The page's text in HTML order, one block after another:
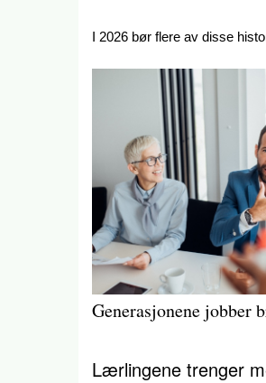
I 2026 bør flere av disse
Generasjonene jobber
Lærlingene trenger